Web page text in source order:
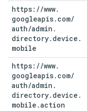
https: //www.
googleapis. com/
auth/admin .
directory. device .
mobile
https: //www.
googleapis. com/
auth/admin .
directory. device .
mobile .action